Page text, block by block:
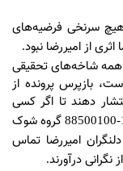
سرنخی فرضیه‌های
از امیررضا نبود.
همه شاخه‌های تحقیقی
بازپرس پرونده از
دهند تا اگر کسی
1-
گروه شوک
امیررضا تماس
درآورند.